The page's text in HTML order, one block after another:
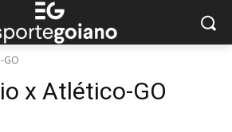
GO
x Atlético-GO